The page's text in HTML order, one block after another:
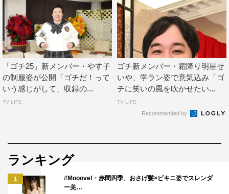
誰に負けたくないとかではなくて、勝ちたいです。
◆ゴチメンバーの中で最年少ですが、これからどんなふう
に戦っていきたいですか？
最年少として体を動かすゲームなどでは、一番動いていき
たい、汗をかいていきたいなと思っていますね。
◆ゴチの時間はどんな時間になりそうですか？
です。「ゴチ」は、今日皆さんとご一緒させていただいて
思ったのが、本当に皆さん目が優しくて、何を言っても拾
かったりすると、急にポンととばしてくださったりするん
「ゴチ25」新メンバー・やす子
の制服姿が公開「ゴチだ！って
いう感じがして、収録の...
TV LIFE
ゴチ新メンバー・霜降り明星せ
いや、学ラン姿で意気込み「ゴ
チに笑いの風を吹かせたい...
TV LIFE
Recommended by
ランキング
1
#Mooove!・赤間四季、おさげ髪×ビキニ姿でスレンダ
ー美…